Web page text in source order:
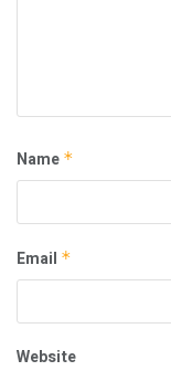
Name *
Email *
Website